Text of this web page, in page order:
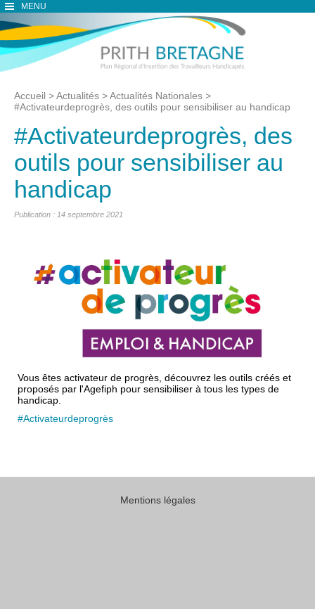
MENU
Accueil >Actualités >Actualités Nationales >
#Activateurdeprogrès, des outils pour sensibiliser au handicap
#Activateurdeprogrès, des
outils pour sensibiliser au
handicap
Publication : 14 septembre 2021
Vous êtes activateur de progrès, découvrez les outils créés et
proposés par l'Agefiph pour sensibiliser à tous les types de
handicap.
#Activateurdeprogrès
Mentions légales